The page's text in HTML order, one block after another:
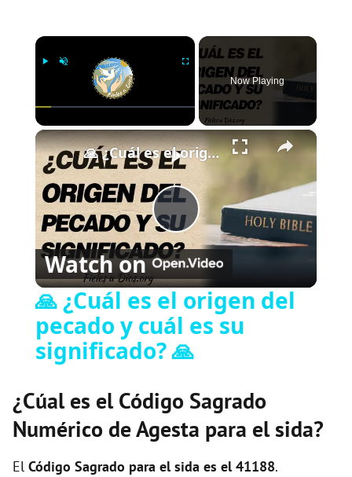
×
Play Unmute Fullscreen
Now Playing
×
Play
Video
🙏 ¿Cuál es el origen del pecado y cuál es su significado? 🙏
Watch on
🙏 ¿Cuál es el origen del
pecado y cuál es su
significado? 🙏
¿Cúal es el Código Sagrado
Numérico de Agesta para el sida?
El Código Sagrado para el sida es el 41188.